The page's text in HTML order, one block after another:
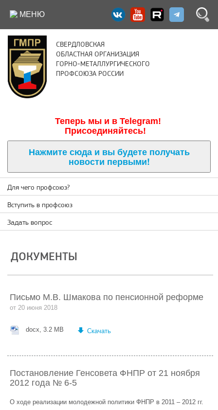
МЕНЮ
СВЕРДЛОВСКАЯ
ОБЛАСТНАЯ ОРГАНИЗАЦИЯ
ГОРНО-МЕТАЛЛУРГИЧЕСКОГО
ПРОФСОЮЗА РОССИИ
Теперь мы и в Telegram!
Присоединяйтесь!
Нажмите сюда и вы будете получать
новости первыми!
Для чего профсоюз?
Вступить в профсоюз
Задать вопрос
ДОКУМЕНТЫ
Письмо М.В. Шмакова по пенсионной реформе
от 20 июня 2018
docx, 3.2 MB Скачать
Постановление Генсовета ФНПР от 21 ноября
2012 года № 6-5
О ходе реализации молодежной политики ФНПР в 2011 – 2012 гг.